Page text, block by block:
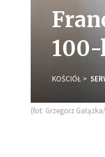
KOŚCIÓŁ
(fot. Grzegorz